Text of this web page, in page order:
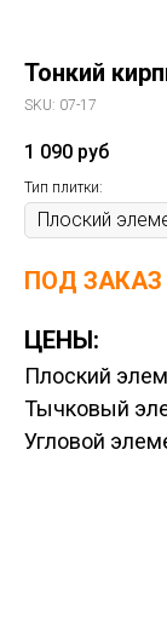
Тонкий
SKU: 07-17
1 090 руб
Тип плитки:
ПОД ЗАКАЗ
ЦЕНЫ:
Плоский
Тычковый
Угловой